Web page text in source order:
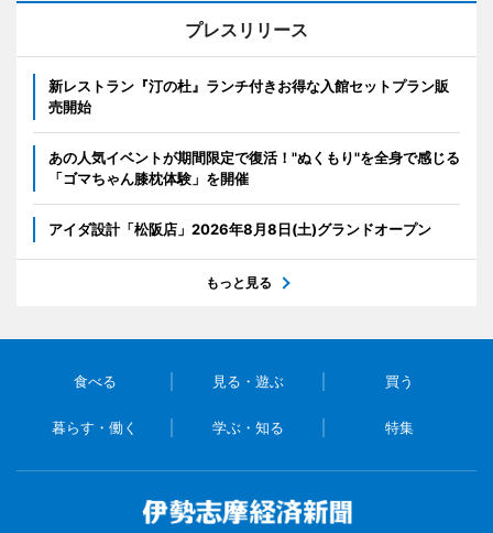
プレスリリース
新レストラン『汀の杜』ランチ付きお得な入館セットプラン販
売開始
あの人気イベントが期間限定で復活！"ぬくもり"を全身で感じる
「ゴマちゃん膝枕体験」を開催
アイダ設計「松阪店」2026年8月8日(土)グランドオープン
もっと見る
食べる 見る・遊ぶ 買う
暮らす・働く 学ぶ・知る 特集